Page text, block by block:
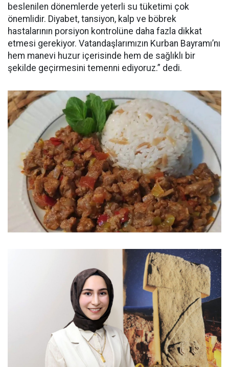
beslenilen dönemlerde yeterli su tüketimi çok
önemlidir. Diyabet, tansiyon, kalp ve böbrek
hastalarının porsiyon kontrolüne daha fazla dikkat
etmesi gerekiyor. Vatandaşlarımızın Kurban Bayramı’nı
hem manevi huzur içerisinde hem de sağlıklı bir
şekilde geçirmesini temenni ediyoruz.” dedi.